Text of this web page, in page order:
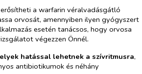
a warfarin véralvadásgátló
orvosát, amennyiben ilyen gyógyszert
esetén tanácsos, hogy orvosa
végezzen Önnél.
hatással lehetnek a szívritmusra,
antibiotikumok és néhány